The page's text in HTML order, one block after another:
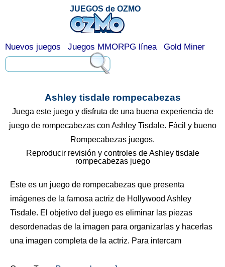
Ashley tisdale rompecabezas
Juega este juego y disfruta de una buena experiencia de
juego de rompecabezas con Ashley Tisdale. Fácil y bueno
Rompecabezas juegos.
Reproducir revisión y controles de Ashley tisdale
rompecabezas juego
Este es un juego de rompecabezas que presenta
imágenes de la famosa actriz de Hollywood Ashley
Tisdale. El objetivo del juego es eliminar las piezas
desordenadas de la imagen para organizarlas y hacerlas
una imagen completa de la actriz. Para intercam
JUEGOS de OZMO
Nuevos juegos Juegos MMORPG línea Gold Miner